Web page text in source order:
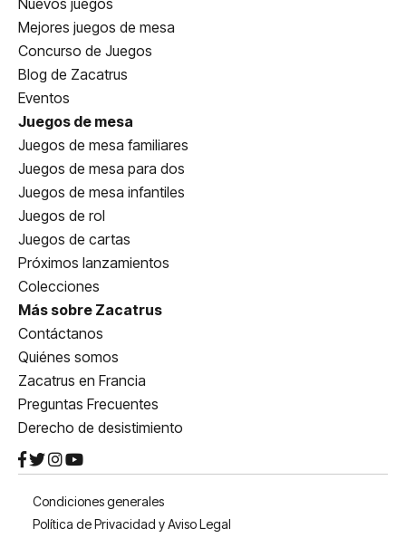
Nuevos juegos
Mejores juegos de mesa
Concurso de Juegos
Blog de Zacatrus
Eventos
Juegos de mesa
Juegos de mesa familiares
Juegos de mesa para dos
Juegos de mesa infantiles
Juegos de rol
Juegos de cartas
Próximos lanzamientos
Colecciones
Más sobre Zacatrus
Contáctanos
Quiénes somos
Zacatrus en Francia
Preguntas Frecuentes
Derecho de desistimiento
Condiciones generales
Política de Privacidad y Aviso Legal